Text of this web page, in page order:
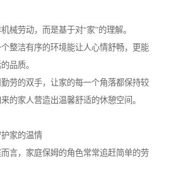
械劳动，而是基于对“家”的理解。
整洁有序的环境能让人心情舒畅，更能
品质。
劳的双手，让家的每一个角落都保持较
的家人营造出温馨舒适的休憩空间。
家的温情
言，家庭保姆的角色常常追赶简单的劳